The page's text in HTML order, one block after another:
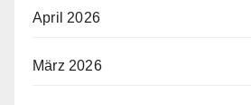
April 2026
März 2026